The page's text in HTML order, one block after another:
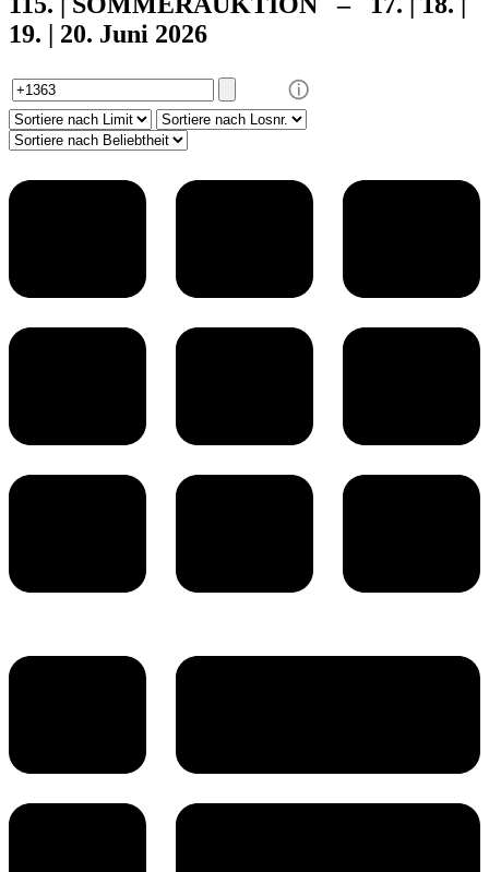
19. | 20. Juni 2026